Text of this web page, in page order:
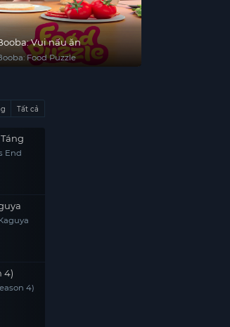
Vui nấu ăn
Food Puzzle
Tất cả
End
4)
4)